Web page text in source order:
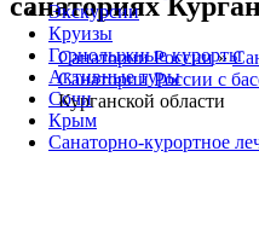
Экскурсии
Круизы
Горнолыжные курорты
Активные туры
Сочи
Крым
Санаторно-курортное
Санатории России»
Санатории России с
Курганской области